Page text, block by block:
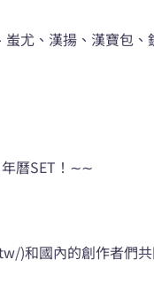
尤、漢揚、漢寶包、
年曆SET！∼∼
)和國內的創作者們